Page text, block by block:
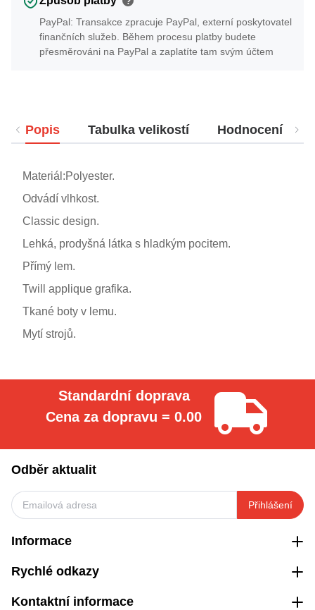
PayPal: Transakce zpracuje PayPal, externí poskytovatel
finančních služeb. Během procesu platby budete
přesměrováni na PayPal a zaplatíte tam svým účtem
Popis Tabulka velikostí Hodnocení
Materiál:Polyester.
Odvádí vlhkost.
Classic design.
Lehká, prodyšná látka s hladkým pocitem.
Přímý lem.
Twill applique grafika.
Tkané boty v lemu.
Mytí strojů.
Standardní doprava
Cena za dopravu = 0.00
Odběr aktualit
Přihlášení
Informace
Rychlé odkazy
Kontaktní informace